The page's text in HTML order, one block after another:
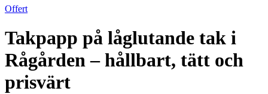
Offert
Takpapp på låglutande tak i
Rågården – hållbart, tätt och
prisvärt